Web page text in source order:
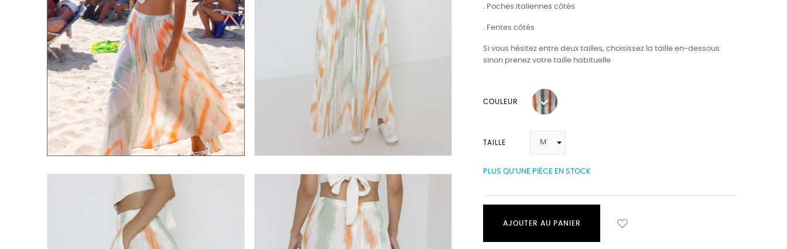
. Poches italiennes côtés
. Fentes côtés
Si vous hésitez entre deux tailles, choisissez la taille en-dessous
sinon prenez votre taille habituelle
COULEUR
TAILLE
PLUS QU’UNE PIÈCE EN STOCK
AJOUTER AU PANIER